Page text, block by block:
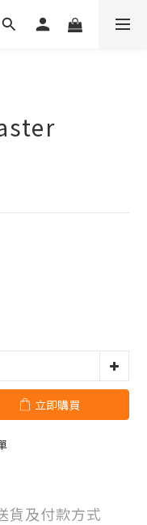
立即購買
貨及付款方式